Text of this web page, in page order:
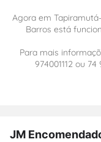
Agora em
Barros está
Para mais
974001112 ou
JM